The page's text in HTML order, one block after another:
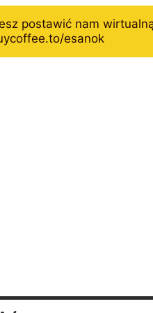
postawić nam
esanok